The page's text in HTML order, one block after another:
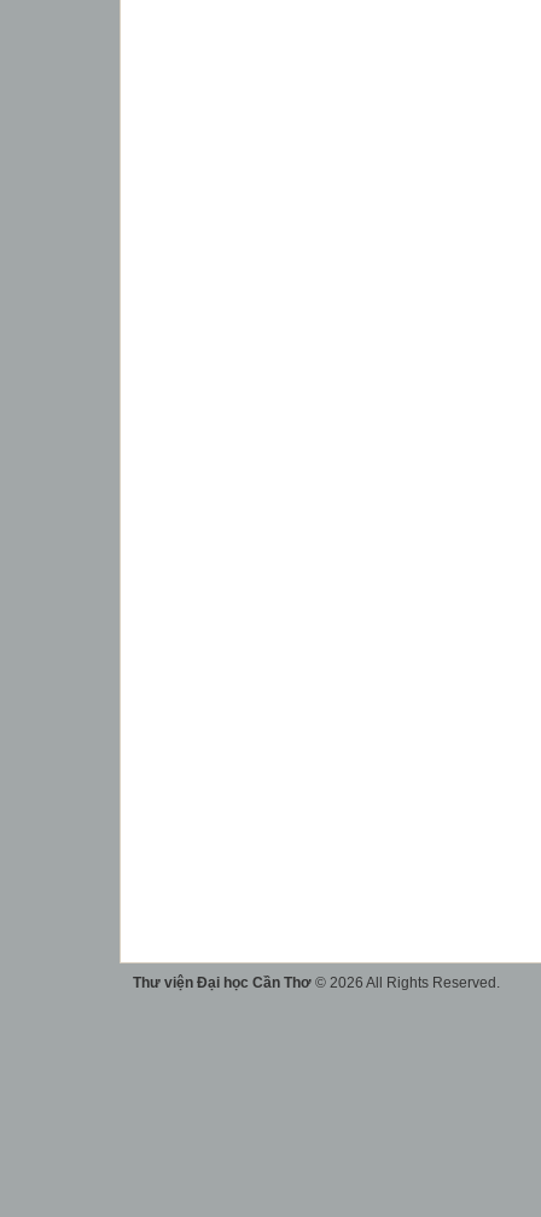
Thư viện Đại học Cần Thơ © 2026 All Rights Reserved.